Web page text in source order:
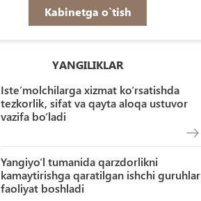
Kabinetga o`tish
YANGILIKLAR
Iste’molchilarga xizmat ko‘rsatishda
tezkorlik, sifat va qayta aloqa ustuvor
vazifa bo‘ladi
Yangiyo‘l tumanida qarzdorlikni
kamaytirishga qaratilgan ishchi guruhlar
faoliyat boshladi